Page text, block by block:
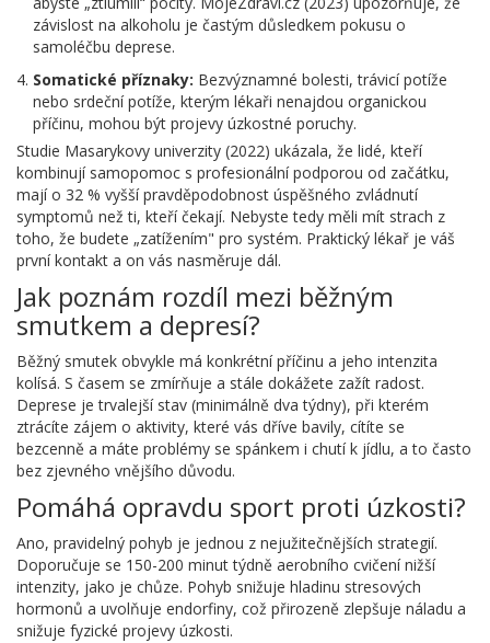
závislost na alkoholu je častým důsledkem pokusu o
samoléčbu deprese.
Somatické příznaky: Bezvýznamné bolesti, trávicí potíže
nebo srdeční potíže, kterým lékaři nenajdou organickou
příčinu, mohou být projevy úzkostné poruchy.
Studie Masarykovy univerzity (2022) ukázala, že lidé, kteří
kombinují samopomoc s profesionální podporou od začátku,
mají o 32 % vyšší pravděpodobnost úspěšného zvládnutí
symptomů než ti, kteří čekají. Nebyste tedy měli mít strach z
toho, že budete „zatížením" pro systém. Praktický lékař je váš
první kontakt a on vás nasměruje dál.
Jak poznám rozdíl mezi běžným
smutkem a depresí?
Běžný smutek obvykle má konkrétní příčinu a jeho intenzita
kolísá. S časem se zmírňuje a stále dokážete zažít radost.
Deprese je trvalejší stav (minimálně dva týdny), při kterém
ztrácíte zájem o aktivity, které vás dříve bavily, cítíte se
bezcenně a máte problémy se spánkem i chutí k jídlu, a to často
bez zjevného vnějšího důvodu.
Pomáhá opravdu sport proti úzkosti?
Ano, pravidelný pohyb je jednou z nejužitečnějších strategií.
Doporučuje se 150-200 minut týdně aerobního cvičení nižší
intenzity, jako je chůze. Pohyb snižuje hladinu stresových
hormonů a uvolňuje endorfiny, což přirozeně zlepšuje náladu a
snižuje fyzické projevy úzkosti.